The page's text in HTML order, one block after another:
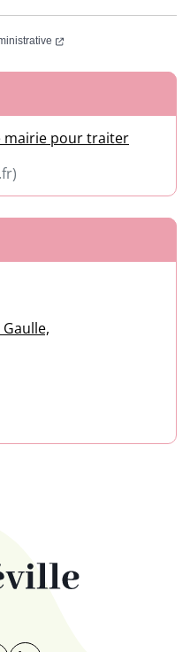
(ouverture dans un
mairie pour traiter
dans un nouvel
dans un nouvel